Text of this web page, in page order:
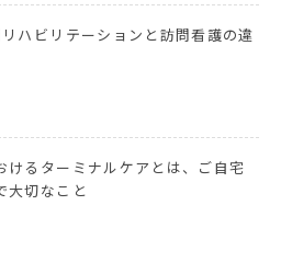
ハビリテーションと訪問看護の違
けるターミナルケアとは、ご自宅
大切なこと